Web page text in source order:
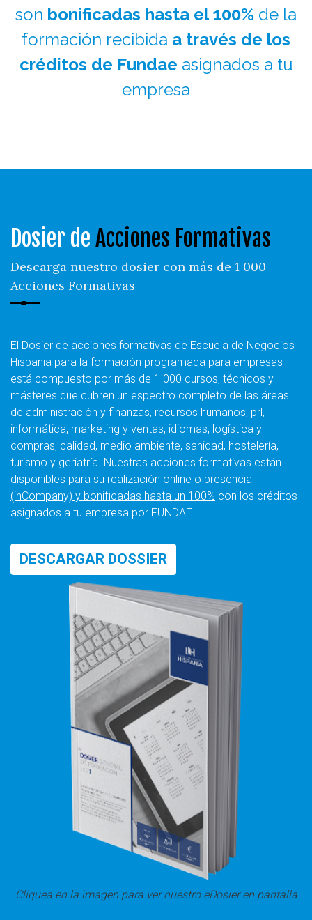
son bonificadas hasta el 100% de la
formación recibida a través de los
créditos de Fundae asignados a tu
empresa
Dosier de Acciones Formativas
Descarga nuestro dosier con más de 1 000
Acciones Formativas
El Dosier de acciones formativas de Escuela de Negocios
Hispania para la formación programada para empresas
está compuesto por más de 1 000 cursos, técnicos y
másteres que cubren un espectro completo de las áreas
de administración y finanzas, recursos humanos, prl,
informática, marketing y ventas, idiomas, logística y
compras, calidad, medio ambiente, sanidad, hostelería,
turismo y geriatría. Nuestras acciones formativas están
disponibles para su realización online o presencial
(inCompany) y bonificadas hasta un 100% con los créditos
asignados a tu empresa por FUNDAE.
DESCARGAR DOSSIER
Cliquea en la imagen para ver nuestro eDosier en pantalla